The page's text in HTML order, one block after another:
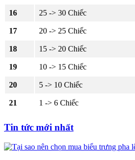
16 25 -> 30 Chiếc
17 20 -> 25 Chiếc
18 15 -> 20 Chiếc
19 10 -> 15 Chiếc
20 5 -> 10 Chiếc
21 1 -> 6 Chiếc
Tin tức mới nhất